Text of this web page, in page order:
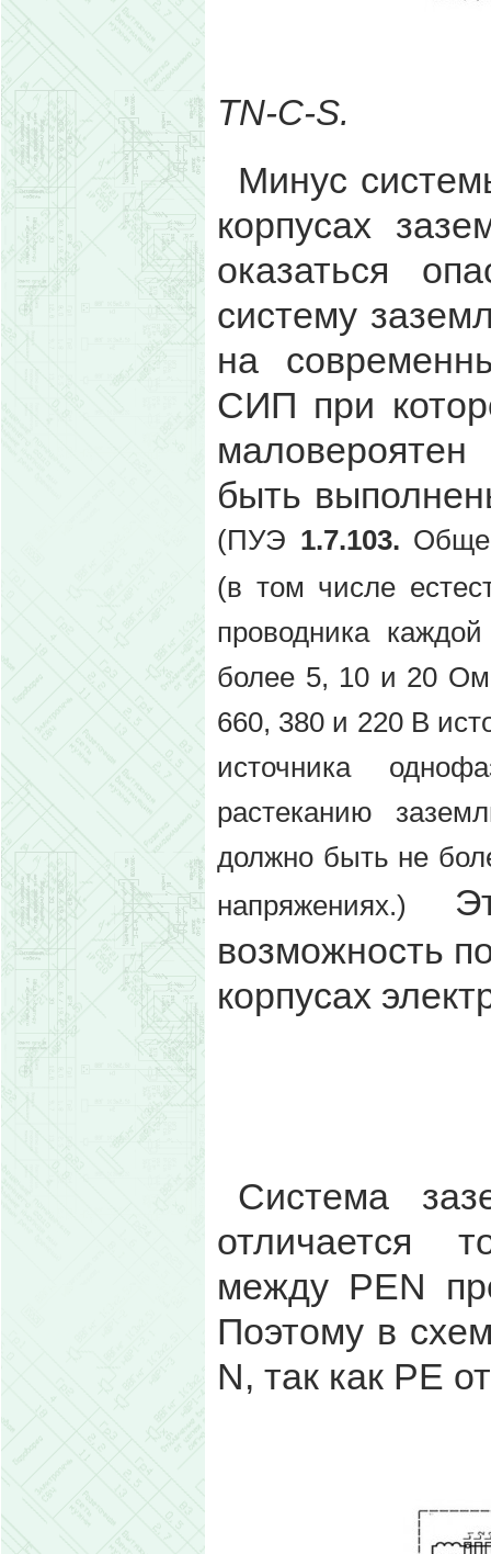
TN-C-S.
Минус
корпусах
оказаться
систему
на
СИП при
быть
(ПУЭ 1.7.103.
(в том числе
проводника
более 5, 10 и 20 Ом
660, 380 и 220 В
источника
растеканию
должно быть не
напряжениях.)
возможность
корпусах
Система
отличается
между PEN
Поэтому в
N, так как PE